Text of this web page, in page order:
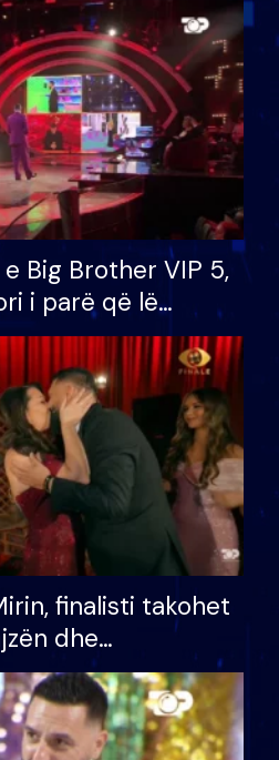
Big Brother VIP 5,
i parë që lë
mundësinë për
madh
finalisti takohet
dhe
ndonjë letër